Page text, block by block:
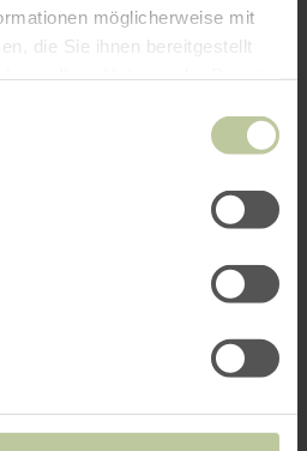
möglicherweise mit
die Sie ihnen bereitgestellt